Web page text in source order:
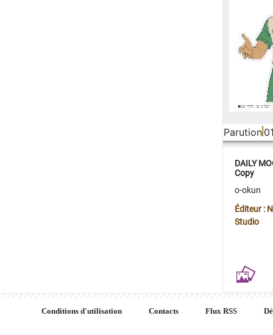
Parution
DAILY
Copy
o-okun
Éditeur :
Studio
Conditions d'utilisation Contacts Flux RSS